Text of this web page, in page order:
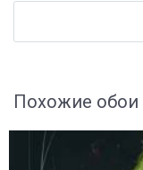
Похожие обои